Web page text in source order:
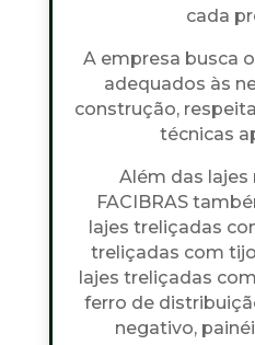
cada
A empresa busca
adequados às
construção,
técnicas
Além das lajes
FACIBRAS
lajes treliçadas
treliçadas com
lajes treliçadas
ferro de
negativo,